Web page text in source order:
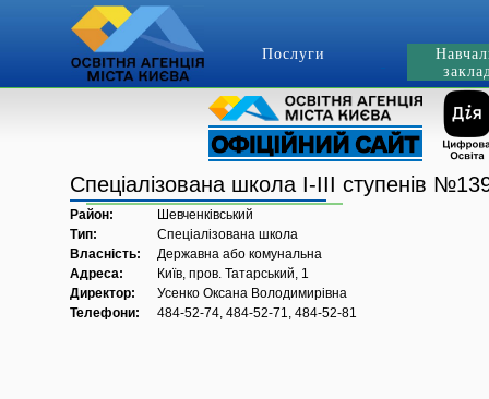
Послуги
Спеціалізована школа І-ІІІ ступенів
Район:
Шевченківський
Тип:
Спеціалізована школа
Власність:
Державна або комунальна
Адреса:
Київ, пров. Татарський, 1
Директор:
Усенко Оксана Володимирівна
Телефони:
484-52-74, 484-52-71, 484-52-81